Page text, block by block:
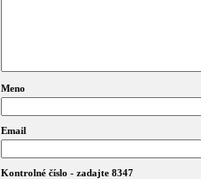
Meno
Email
Kontrolné číslo - zadajte 8347